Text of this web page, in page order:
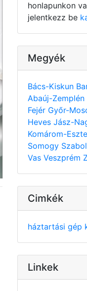
honlapunkon
jelentkezz be
Megyék
Bács-Kiskun
Abaúj-Zemplén
Fejér Győr-
Heves Jász-
Komárom-
Somogy
Vas Veszprém
Cimkék
háztartási gép
Linkek